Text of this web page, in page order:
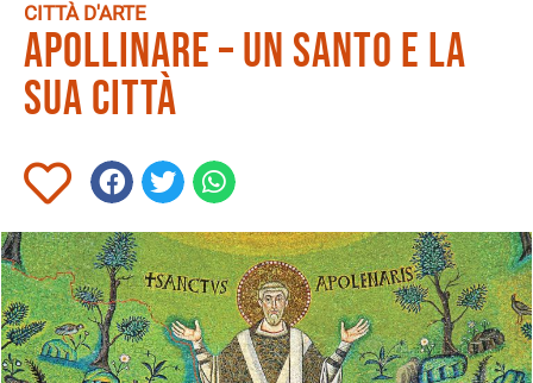
CITTÀ D'ARTE
Apollinare – Un Santo e la
sua città